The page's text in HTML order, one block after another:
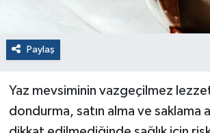
Paylaş
Yaz mevsiminin vazgeçilmez
dondurma, satın alma ve saklama